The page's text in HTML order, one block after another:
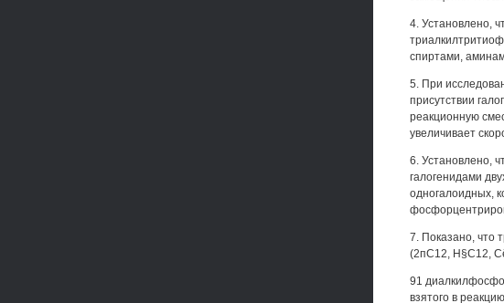
4. Установлено,
спиртами,
5. При
присутствии
реакционную
увеличивает
6. Установлено,
галогенидами
одногалоидных,
7. Показано, что
(2пС12, Н§С12,
91
взятого в